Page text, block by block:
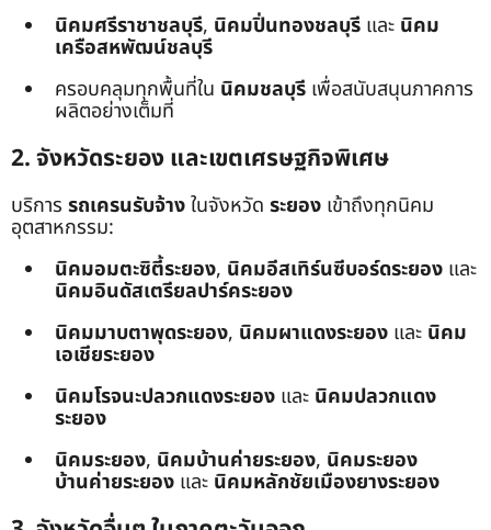
นิคมศรีราชาชลบุรี, นิคมปิ่นทองชลบุรี และ นิคม
เครือสหพัฒน์ชลบุรี
ครอบคลุมทุกพื้นที่ใน นิคมชลบุรี เพื่อสนับสนุนภาคการ
ผลิตอย่างเต็มที่
2. จังหวัดระยอง และเขตเศรษฐกิจพิเศษ
บริการ รถเครนรับจ้างในจังหวัด ระยอง เข้าถึงทุกนิคม
อุตสาหกรรม:
นิคมอมตะซิตี้ระยอง, นิคมอีสเทิร์นซีบอร์ดระยอง และ
นิคมอินดัสเตรียลปาร์คระยอง
นิคมมาบตาพุดระยอง, นิคมผาแดงระยอง และ นิคม
เอเชียระยอง
นิคมโรจนะปลวกแดงระยอง และ นิคมปลวกแดง
ระยอง
นิคมระยอง, นิคมบ้านค่ายระยอง, นิคมระยอง
บ้านค่ายระยอง และ นิคมหลักชัยเมืองยางระยอง